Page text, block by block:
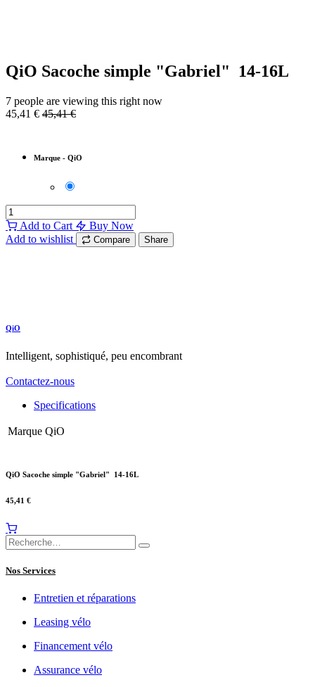
QiO Sacoche simple "Gabriel" 14-16L
7 people are viewing this right now
45,41 € 45,41€
Marque - QiO
Add to Cart
Buy Now
Add to wishlist
Compare Share
QiO
Intelligent, sophistiqué, peu encombrant
Contactez-nous
Specifications
Marque QiO
QiO Sacoche simple "Gabriel" 14-16L
45,41 €
Nos Services
Entretien et réparations
Leasing vélo
Financement vélo
Assurance vélo